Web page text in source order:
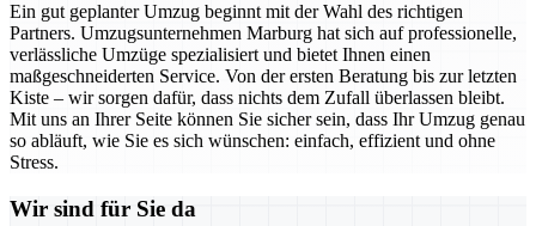
Ein gut geplanter Umzug beginnt mit der Wahl des richtigen
Partners. Umzugsunternehmen Marburg hat sich auf professionelle,
verlässliche Umzüge spezialisiert und bietet Ihnen einen
maßgeschneiderten Service. Von der ersten Beratung bis zur letzten
Kiste – wir sorgen dafür, dass nichts dem Zufall überlassen bleibt.
Mit uns an Ihrer Seite können Sie sicher sein, dass Ihr Umzug genau
so abläuft, wie Sie es sich wünschen: einfach, effizient und ohne
Stress.
Wir sind für Sie da